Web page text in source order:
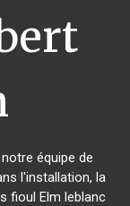
notre équipe de
l'installation, la
fioul Elm leblanc